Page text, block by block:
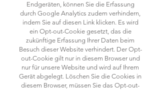
Endgeräten, können Sie die Erfassung
durch Google Analytics zudem verhindern,
indem Sie auf diesen Link klicken. Es wird
ein Opt-out-Cookie gesetzt, das die
zukünftige Erfassung Ihrer Daten beim
Besuch dieser Website verhindert. Der Opt-
out-Cookie gilt nur in diesem Browser und
nur für unsere Website und wird auf Ihrem
Gerät abgelegt. Löschen Sie die Cookies in
diesem Browser, müssen Sie das Opt-out-